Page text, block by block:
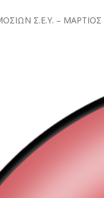
Σ.Ε.Υ. – ΜΑΡΤΙΟΣ